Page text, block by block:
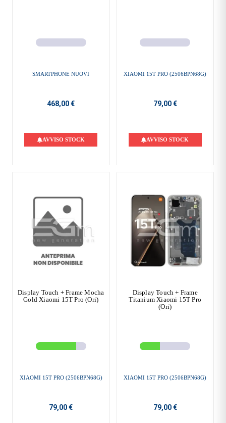
SMARTPHONE NUOVI
468,00 €
AVVISO STOCK
XIAOMI 15T PRO (2506BPN68G)
79,00 €
AVVISO STOCK
Display Touch + Frame Mocha
Gold Xiaomi 15T Pro (Ori)
XIAOMI 15T PRO (2506BPN68G)
79,00 €
Display Touch + Frame
Titanium Xiaomi 15T Pro
(Ori)
XIAOMI 15T PRO (2506BPN68G)
79,00 €